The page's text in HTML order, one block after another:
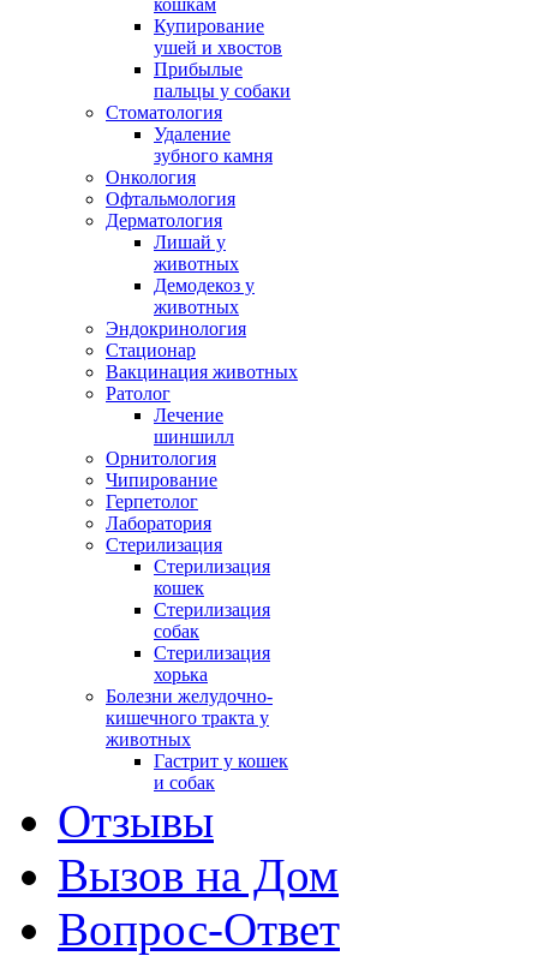
кошкам
Купирование
ушей и хвостов
Прибылые
пальцы у собаки
Стоматология
Удаление
зубного камня
Онкология
Офтальмология
Дерматология
Лишай у
животных
Демодекоз у
животных
Эндокринология
Стационар
Вакцинация животных
Ратолог
Лечение
шиншилл
Орнитология
Чипирование
Герпетолог
Лаборатория
Стерилизация
Стерилизация
кошек
Стерилизация
собак
Стерилизация
хорька
Болезни желудочно-
кишечного тракта у
животных
Гастрит у кошек
и собак
Отзывы
Вызов на Дом
Вопрос-Ответ